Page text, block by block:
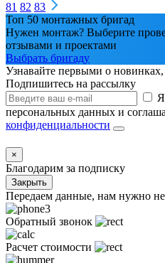
81 82 83
Топ 50 монтажных бригад
Нужен монтаж? Выберите
отзывами и проектами
Выбрать бригаду
Узнавайте первыми о
Подпишитесь на рассылку
персональных данных и
конфиденциальности
×
Благодарим за подписку
Закрыть
Передаем данные, нам нужно
Обратный звонок
Расчет стоимости